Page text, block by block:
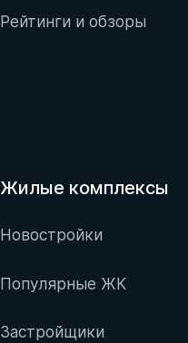
Рейтинги и обзоры
Жилые комплексы
Новостройки
Популярные ЖК
Застройщики